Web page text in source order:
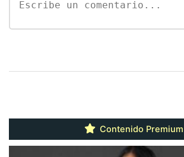
Contenido Premium